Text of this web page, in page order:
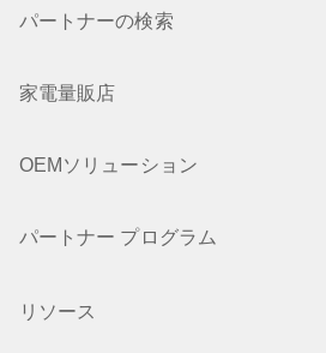
パートナーの検索
家電量販店
OEMソリューション
パートナー プログラム
リソース